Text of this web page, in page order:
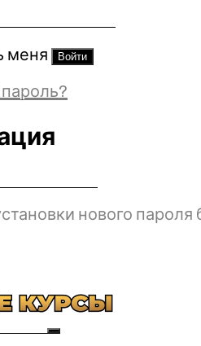
меня Войти
нового